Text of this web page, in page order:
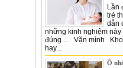
Lần
trẻ
dẫn
những kinh nghiệm
đúng… Vặn mình
hay...
Ô